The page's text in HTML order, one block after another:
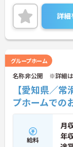
駐車場が完備さ
め通勤に便利です
ご興味をお持ち
ントをお伝えし
さい。
詳細
グループホーム
名称非公開 ※詳細は
【愛知県／
プホームでの
給料
月
年